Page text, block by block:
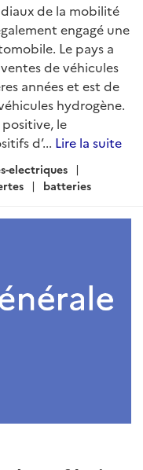
de la mobilité
engagé une
Le pays a
de véhicules
années et est de
hydrogène.
le
d’... Lire la suite
electriques
batteries